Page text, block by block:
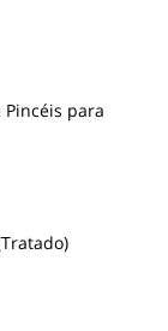
Pincéis para